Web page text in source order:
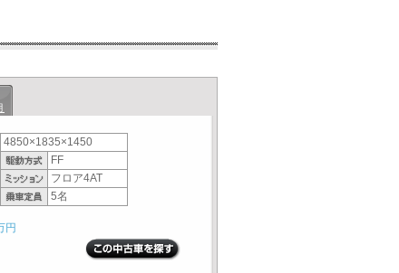
4850×1835×1450
FF
フロア4AT
5名
円